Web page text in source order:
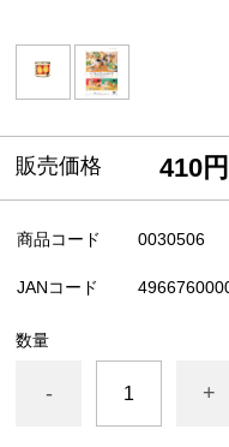
販売価格 410円
商品コード 0030506
JANコード
数量
- +